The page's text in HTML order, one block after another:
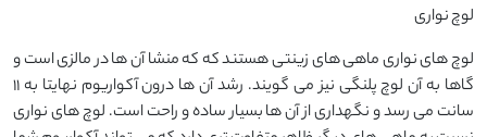
لوچ نواری
لوچ های نواری ماهی های زینتی هستند که که منشا آن ها در مالزی است و
گاها به آن لوچ پلنگی نیز می گویند. رشد آن ها درون آکواریوم نهایتا به 11
سانت می رسد و نگهداری از آن ها بسیار ساده و راحت است. لوچ های نواری